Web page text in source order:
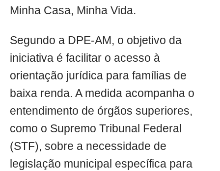
Minha Casa, Minha Vida.
Segundo a DPE-AM, o objetivo da
iniciativa é facilitar o acesso à
orientação jurídica para famílias de
baixa renda. A medida acompanha o
entendimento de órgãos superiores,
como o Supremo Tribunal Federal
(STF), sobre a necessidade de
legislação municipal específica para